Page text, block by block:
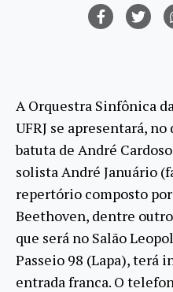
A Orquestra Sinfônica
UFRJ se apresentará,
batuta de André
solista André Januário
repertório composto
Beethoven, dentre
que será no Salão
Passeio 98 (Lapa), terá
entrada franca. O